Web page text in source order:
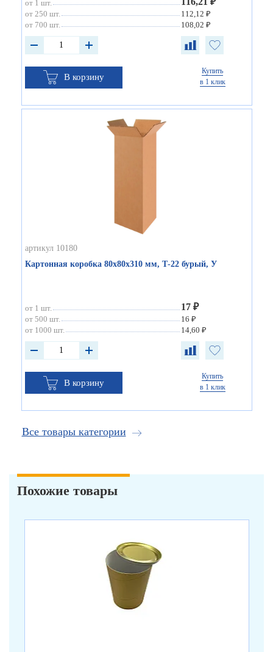
от 1 шт.
от 250 шт.
112,12 ₽
от 700 шт.
108,02 ₽
В корзину
Купить
в 1 клик
артикул 10180
Картонная коробка 80х80х310 мм, Т-22 бурый, У
от 1 шт. 17 ₽
от 500 шт.
16 ₽
от 1000 шт.
14,60 ₽
В корзину
Купить
в 1 клик
Все товары категории
Похожие товары